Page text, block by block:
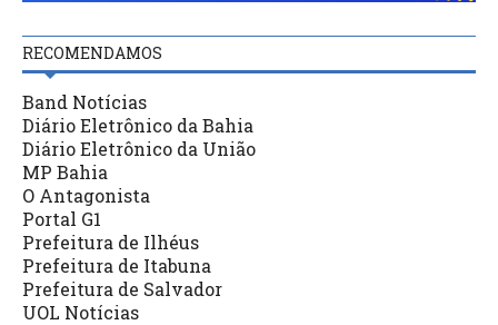
RECOMENDAMOS
Band Notícias
Diário Eletrônico da Bahia
Diário Eletrônico da União
MP Bahia
O Antagonista
Portal G1
Prefeitura de Ilhéus
Prefeitura de Itabuna
Prefeitura de Salvador
UOL Notícias